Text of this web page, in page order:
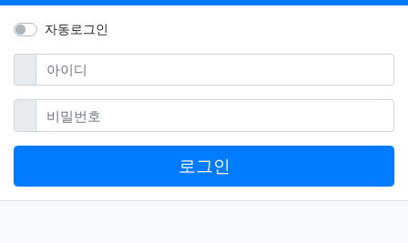
자동로그인
아이디필수
비밀번호필수
로그인